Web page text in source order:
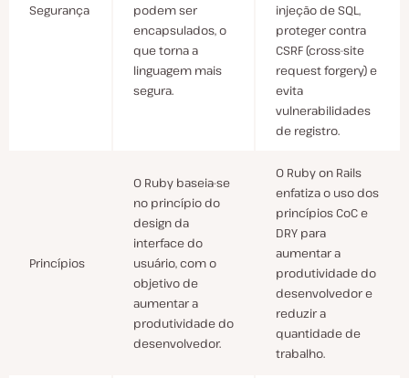
Segurança
podem ser
encapsulados, o
que torna a
linguagem mais
segura.
injeção de SQL,
proteger contra
CSRF (cross-site
request forgery) e
evita
vulnerabilidades
de registro.
Princípios
O Ruby baseia-se
no princípio do
design da
interface do
usuário, com o
objetivo de
aumentar a
produtividade do
desenvolvedor.
O Ruby on Rails
enfatiza o uso dos
princípios CoC e
DRY para
aumentar a
produtividade do
desenvolvedor e
reduzir a
quantidade de
trabalho.